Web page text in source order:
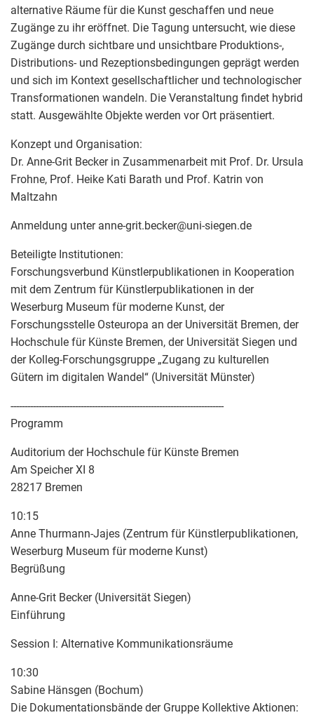
alternative Räume für die Kunst geschaffen und neue
Zugänge zu ihr eröffnet. Die Tagung untersucht, wie diese
Zugänge durch sichtbare und unsichtbare Produktions-,
Distributions- und Rezeptionsbedingungen geprägt werden
und sich im Kontext gesellschaftlicher und technologischer
Transformationen wandeln. Die Veranstaltung findet hybrid
statt. Ausgewählte Objekte werden vor Ort präsentiert.
Konzept und Organisation:
Dr. Anne-Grit Becker in Zusammenarbeit mit Prof. Dr. Ursula
Frohne, Prof. Heike Kati Barath und Prof. Katrin von
Maltzahn
Anmeldung unter anne-grit.becker@uni-siegen.de
Beteiligte Institutionen:
Forschungsverbund Künstlerpublikationen in Kooperation
mit dem Zentrum für Künstlerpublikationen in der
Weserburg Museum für moderne Kunst, der
Forschungsstelle Osteuropa an der Universität Bremen, der
Hochschule für Künste Bremen, der Universität Siegen und
der Kolleg-Forschungsgruppe „Zugang zu kulturellen
Gütern im digitalen Wandel“ (Universität Münster)
----------------------------------------------------------------------------
Programm
Auditorium der Hochschule für Künste Bremen
Am Speicher XI 8
28217 Bremen
10:15
Anne Thurmann-Jajes (Zentrum für Künstlerpublikationen,
Weserburg Museum für moderne Kunst)
Begrüßung
Anne-Grit Becker (Universität Siegen)
Einführung
Session I: Alternative Kommunikationsräume
10:30
Sabine Hänsgen (Bochum)
Die Dokumentationsbände der Gruppe Kollektive Aktionen: